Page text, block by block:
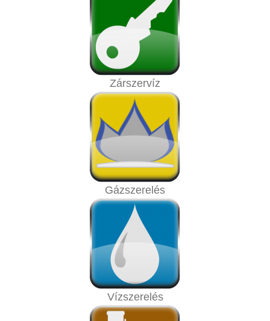
Zárszervíz
Gázszerelés
Vízszerelés